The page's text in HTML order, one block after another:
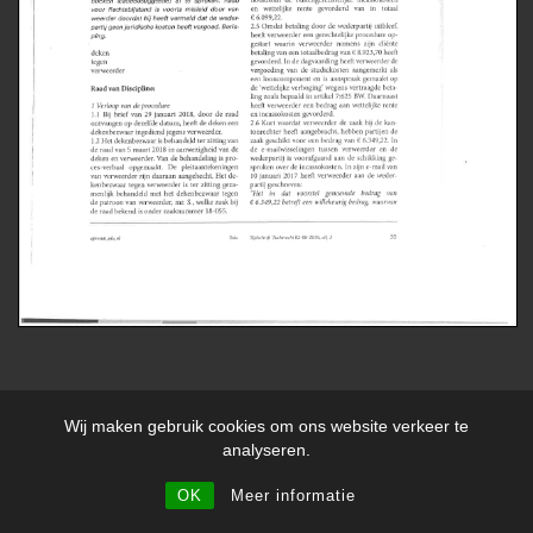
Wij maken gebruik cookies om ons website verkeer te
analyseren.
OK Meer informatie
DISCLAIMER PRIVACYVERKLARING
ALGEMENE VOORWAARDEN
KLACHTENREGELING